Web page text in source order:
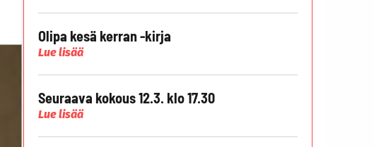
Olipa kesä kerran -kirja
Lue lisää
Seuraava kokous 12.3. klo 17.30
Lue lisää